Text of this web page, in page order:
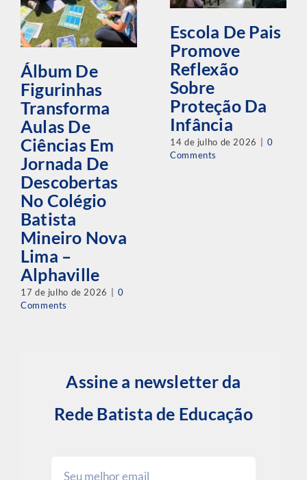
Álbum De
Figurinhas
Transforma
Aulas De
Ciências Em
Jornada De
Descobertas
No Colégio
Batista
Mineiro Nova
Lima –
Alphaville
17 de julho de 2026
0
Comments
Escola De Pais
Promove
Reflexão
Sobre
Proteção Da
Infância
14 de julho de 2026
0
Comments
Assine a newsletter da
Rede Batista de Educação